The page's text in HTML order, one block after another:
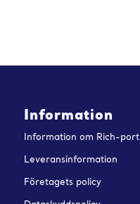
Information
Information om Rich-port
Leveransinformation
Företagets policy